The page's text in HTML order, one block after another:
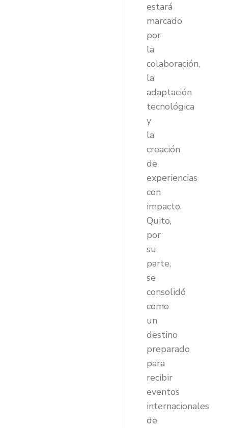
estará
marcado
por
la
colaboración,
la
adaptación
tecnológica
y
la
creación
de
experiencias
con
impacto.
Quito,
por
su
parte,
se
consolidó
como
un
destino
preparado
para
recibir
eventos
internacionales
de